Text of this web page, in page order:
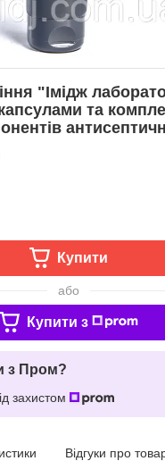
"Імідж
та
Купити
або
Купити з
з Пром?
захистом
Відгуки про